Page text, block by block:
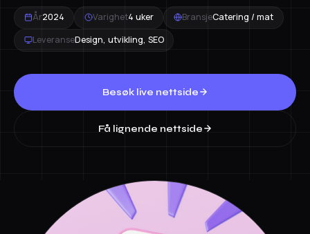
År2024 Varighet4 uker BransjeCatering / mat
LeveranseDesign, utvikling, SEO
Besøk live nettside
Få lignende nettside